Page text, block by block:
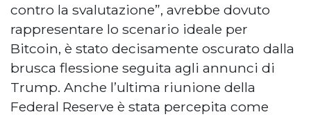
contro la svalutazione”, avrebbe dovuto
rappresentare lo scenario ideale per
Bitcoin, è stato decisamente oscurato dalla
brusca flessione seguita agli annunci di
Trump. Anche l’ultima riunione della
Federal Reserve è stata percepita come